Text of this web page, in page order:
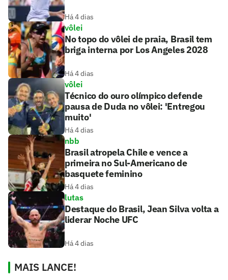
Há 4 dias
vôlei
No topo do vôlei de praia, Brasil tem
briga interna por Los Angeles 2028
Há 4 dias
vôlei
Técnico do ouro olímpico defende
pausa de Duda no vôlei: 'Entregou
muito'
Há 4 dias
nbb
Brasil atropela Chile e vence a
primeira no Sul-Americano de
basquete feminino
Há 4 dias
lutas
Destaque do Brasil, Jean Silva volta a
liderar Noche UFC
Há 4 dias
MAIS LANCE!